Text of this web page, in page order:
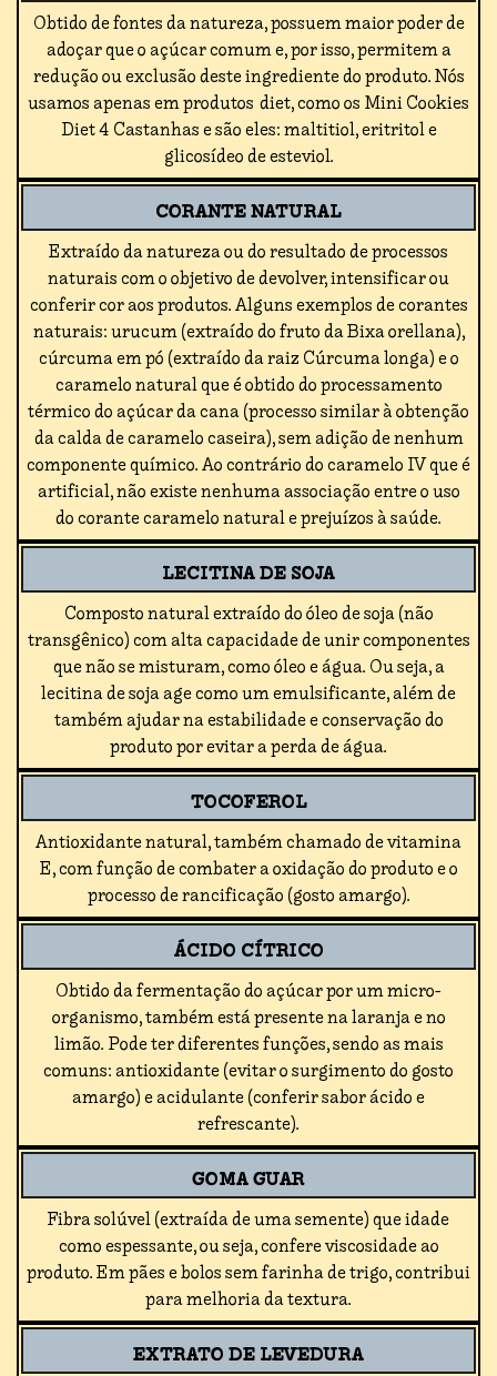
Obtido de fontes da natureza, possuem maior poder de
adoçar que o açúcar comum e, por isso, permitem a
redução ou exclusão deste ingrediente do produto. Nós
usamos apenas em produtos diet, como os Mini Cookies
Diet 4 Castanhas e são eles: maltitiol, eritritol e
glicosídeo de esteviol.
CORANTE NATURAL
Extraído da natureza ou do resultado de processos
naturais com o objetivo de devolver, intensificar ou
conferir cor aos produtos. Alguns exemplos de corantes
naturais: urucum (extraído do fruto da Bixa orellana),
cúrcuma em pó (extraído da raiz Cúrcuma longa) e o
caramelo natural que é obtido do processamento
térmico do açúcar da cana (processo similar à obtenção
da calda de caramelo caseira), sem adição de nenhum
componente químico. Ao contrário do caramelo IV que é
artificial, não existe nenhuma associação entre o uso
do corante caramelo natural e prejuízos à saúde.
LECITINA DE SOJA
Composto natural extraído do óleo de soja (não
transgênico) com alta capacidade de unir componentes
que não se misturam, como óleo e água. Ou seja, a
lecitina de soja age como um emulsificante, além de
também ajudar na estabilidade e conservação do
produto por evitar a perda de água.
TOCOFEROL
Antioxidante natural, também chamado de vitamina
E, com função de combater a oxidação do produto e o
processo de rancificação (gosto amargo).
ÁCIDO CÍTRICO
Obtido da fermentação do açúcar por um micro-
organismo, também está presente na laranja e no
limão. Pode ter diferentes funções, sendo as mais
comuns: antioxidante (evitar o surgimento do gosto
amargo) e acidulante (conferir sabor ácido e
refrescante).
GOMA GUAR
Fibra solúvel (extraída de uma semente) que idade
como espessante, ou seja, confere viscosidade ao
produto. Em pães e bolos sem farinha de trigo, contribui
para melhoria da textura.
EXTRATO DE LEVEDURA